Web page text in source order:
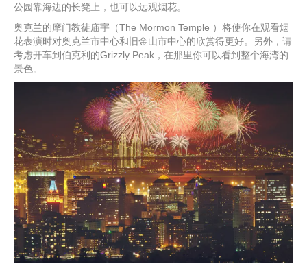
公园靠海边的长凳上，也可以远观烟花。
奥克兰的摩门教徒庙宇（The Mormon Temple ）将使你在观看烟
花表演时对奥克兰市中心和旧金山市中心的欣赏得更好。另外，请
考虑开车到伯克利的Grizzly Peak，在那里你可以看到整个海湾的
景色。